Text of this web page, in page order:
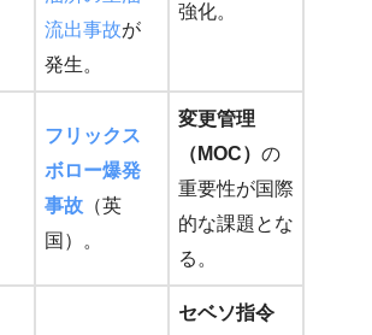
流出事故が
発生。
強化。
フリックス
ボロー爆発
事故 （英
国）。
変更管理
（MOC） の
重要性が国際
的な課題とな
る。
セベソ指令